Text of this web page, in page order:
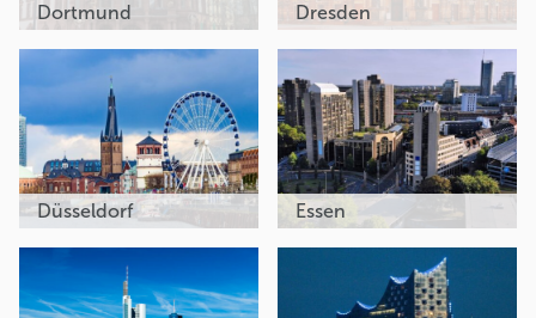
Dortmund Dresden
Düsseldorf Essen